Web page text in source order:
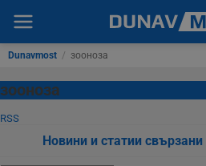
Dunavmost / зооноза
зооноза
RSS
Новини и статии свързани